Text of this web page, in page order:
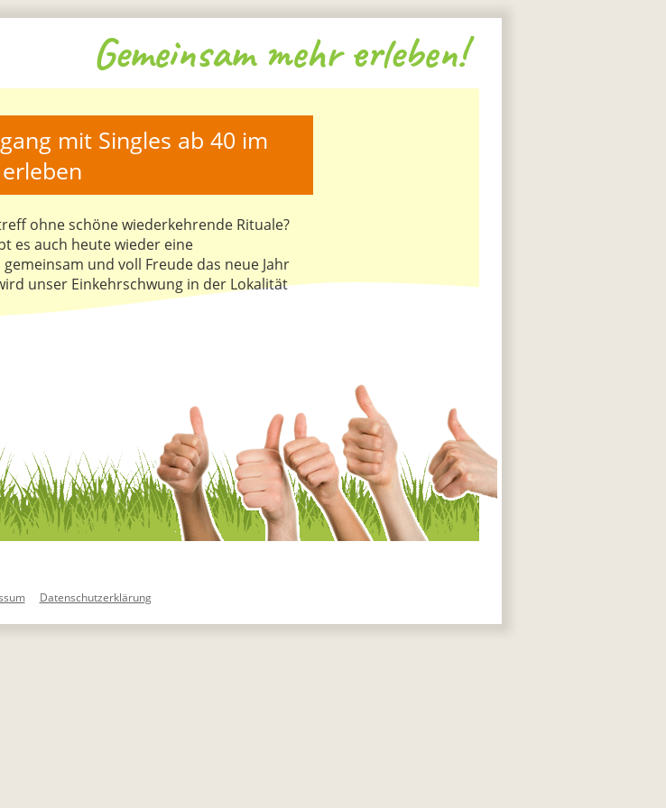
Gemeinsam mehr erleben!
mit Singles ab 40 im
ohne schöne wiederkehrende Rituale?
es auch heute wieder eine
und voll Freude das neue Jahr
unser Einkehrschwung in der Lokalität
Datenschutzerklärung